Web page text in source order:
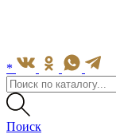
*
Поиск